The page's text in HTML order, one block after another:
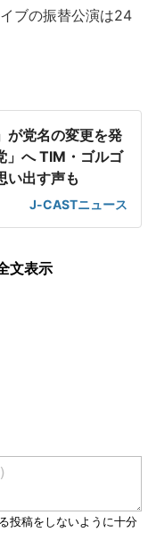
ブの振替公演は24
が党名の変更を発
」へ TIM・ゴルゴ
い出す声も
J-CASTニュース
文表示